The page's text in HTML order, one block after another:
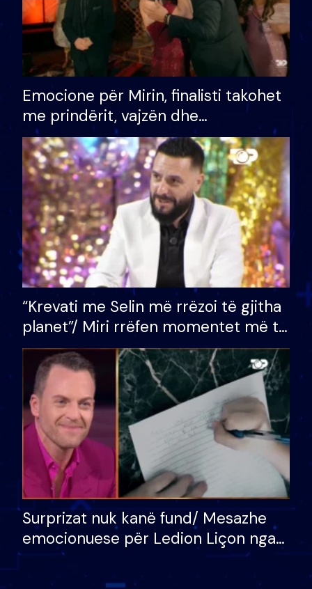
Emocione për Mirin, finalisti takohet
me prindërit, vajzën dhe
bashkëshorten: S’kemi ndonjë letër
divorci apo jo?
“Krevati me Selin më rrëzoi të gjitha
planet”/ Miri rrëfen momentet më të
bukura në shtëpinë e BB VIP: Do më
mungojë zilja e mëngjesit kur…
Surprizat nuk kanë fund/ Mesazhe
emocionuese për Ledion Liçon nga
nëna dhe fëmijët e tij, moderatori
nuk i mban dot lotët: Nuk meritoj…